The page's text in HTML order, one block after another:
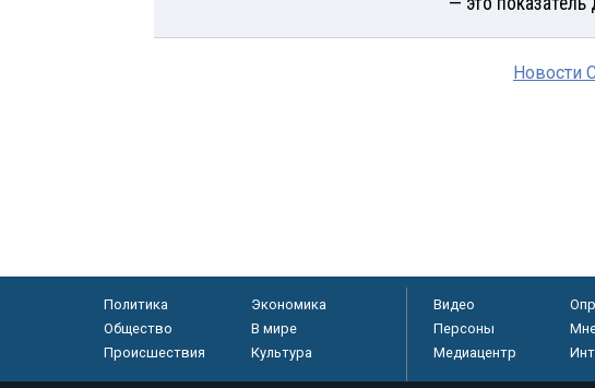
Новости
Политика
Экономика
Общество
В мире
Происшествия
Культура
Видео
Персоны
Медиацентр